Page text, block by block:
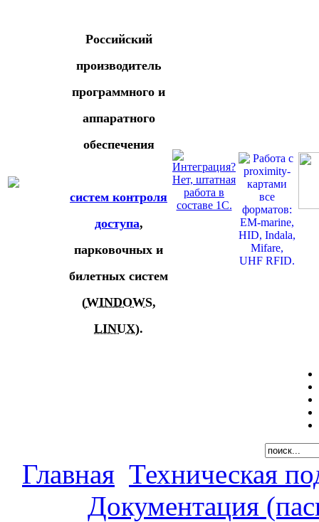
Российский
производитель
программного и
аппаратного
обеспечения
систем контроля
доступа,
парковочных и
билетных систем
(WINDOWS,
LINUX).
Главная Техническая
Документация